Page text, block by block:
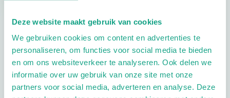
Deze website maakt gebruik van cookies
We gebruiken cookies om content en advertenties te
personaliseren, om functies voor social media te bieden
en om ons websiteverkeer te analyseren. Ook delen we
informatie over uw gebruik van onze site met onze
partners voor social media, adverteren en analyse. Deze
pedicure.